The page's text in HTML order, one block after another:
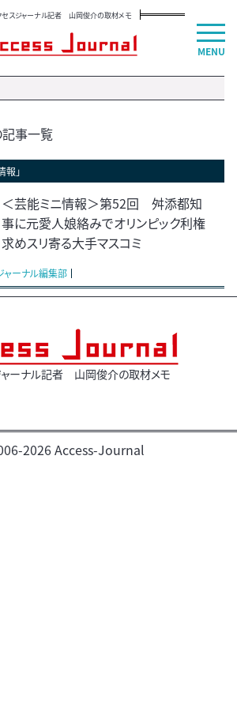
セスジャーナル記者 山岡俊介の取材メモ
事一覧
報」
＜芸能ミニ情報＞第52回 舛添都知
事に元愛人娘絡みでオリンピック利権
求めスリ寄る大手マスコミ
ャーナル編集部
ャーナル記者 山岡俊介の取材メモ
2026 Access-Journal
MENU